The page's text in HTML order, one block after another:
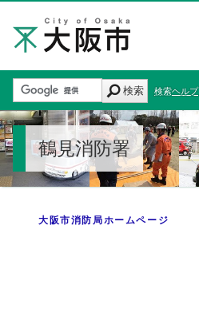
検索 検索ヘルプ
鶴見消防署
大阪市消防局ホームページ